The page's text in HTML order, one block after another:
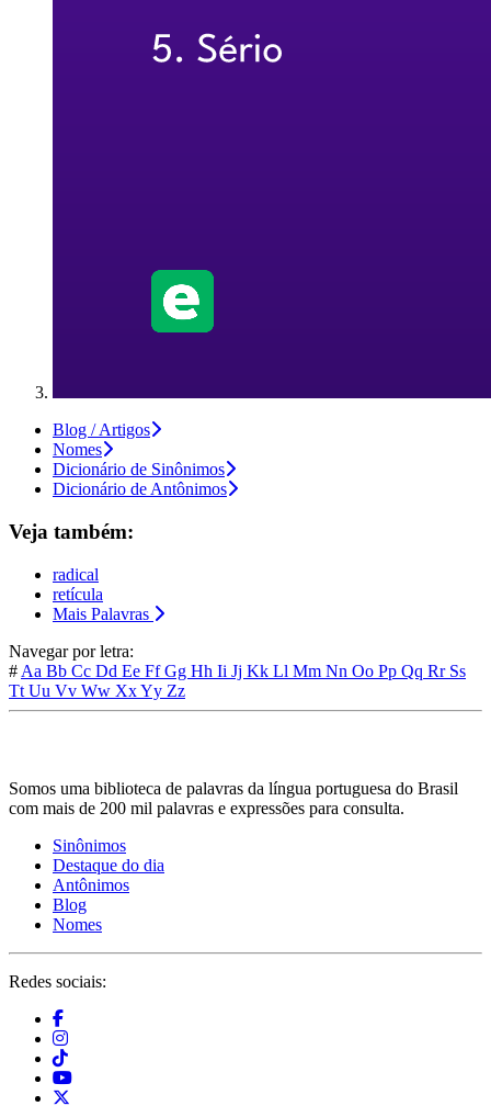
Blog / Artigos
Nomes
Dicionário de Sinônimos
Dicionário de Antônimos
Veja também:
radical
retícula
Mais Palavras
Navegar por letra:
# Aa Bb Cc Dd Ee FfGg Hh Ii Jj Kk Ll Mm Nn Oo Pp Qq Rr Ss
Tt Uu Vv Ww XxYy Zz
Somos uma biblioteca de palavras da língua portuguesa do Brasil
com mais de 200 mil palavras e expressões para consulta.
Sinônimos
Destaque do dia
Antônimos
Blog
Nomes
Redes sociais: